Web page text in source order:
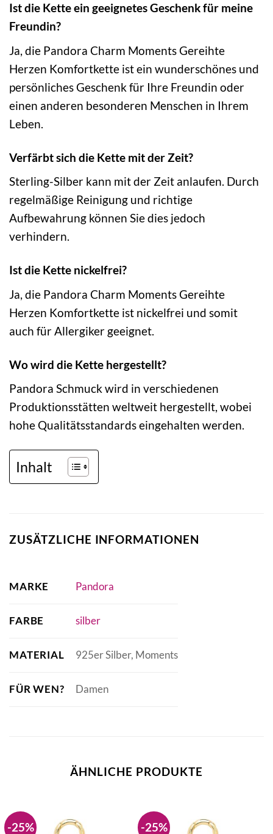
Ist die Kette ein geeignetes Geschenk für meine
Freundin?
Ja, die Pandora Charm Moments Gereihte
Herzen Komfortkette ist ein wunderschönes und
persönliches Geschenk für Ihre Freundin oder
einen anderen besonderen Menschen in Ihrem
Leben.
Verfärbt sich die Kette mit der Zeit?
Sterling-Silber kann mit der Zeit anlaufen. Durch
regelmäßige Reinigung und richtige
Aufbewahrung können Sie dies jedoch
verhindern.
Ist die Kette nickelfrei?
Ja, die Pandora Charm Moments Gereihte
Herzen Komfortkette ist nickelfrei und somit
auch für Allergiker geeignet.
Wo wird die Kette hergestellt?
Pandora Schmuck wird in verschiedenen
Produktionsstätten weltweit hergestellt, wobei
hohe Qualitätsstandards eingehalten werden.
Inhalt
ZUSÄTZLICHE INFORMATIONEN
MARKE Pandora
FARBE silber
MATERIAL 925er Silber, Moments
FÜR WEN? Damen
ÄHNLICHE PRODUKTE
-25% -25%